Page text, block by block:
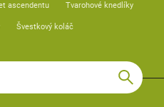
ascendentu Tvarohové knedlíky
Švestkový koláč